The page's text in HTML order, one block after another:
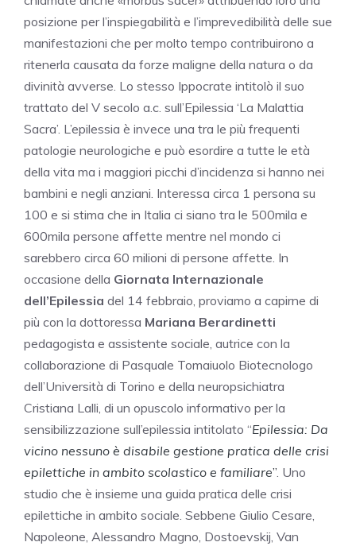
posizione per l’inspiegabilità e l’imprevedibilità delle sue
manifestazioni che per molto tempo contribuirono a
ritenerla causata da forze maligne della natura o da
divinità avverse. Lo stesso Ippocrate intitolò il suo
trattato del V secolo a.c. sull’Epilessia ‘La Malattia
Sacra’. L’epilessia è invece una tra le più frequenti
patologie neurologiche e può esordire a tutte le età
della vita ma i maggiori picchi d’incidenza si hanno nei
bambini e negli anziani. Interessa circa 1 persona su
100 e si stima che in Italia ci siano tra le 500mila e
600mila persone affette mentre nel mondo ci
sarebbero circa 60 milioni di persone affette. In
occasione della Giornata Internazionale
dell’Epilessia del 14 febbraio, proviamo a capirne di
più con la dottoressa Mariana Berardinetti
pedagogista e assistente sociale, autrice con la
collaborazione di Pasquale Tomaiuolo Biotecnologo
dell’Università di Torino e della neuropsichiatra
Cristiana Lalli, di un opuscolo informativo per la
sensibilizzazione sull’epilessia intitolato “Epilessia: Da
vicino nessuno è disabile gestione pratica delle crisi
epilettiche in ambito scolastico e familiare”. Uno
studio che è insieme una guida pratica delle crisi
epilettiche in ambito sociale. Sebbene Giulio Cesare,
Napoleone, Alessandro Magno, Dostoevskij, Van